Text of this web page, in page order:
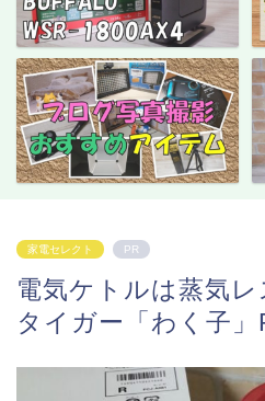
家電セレクト PR
電気ケトルは蒸気
タイガー「わく子